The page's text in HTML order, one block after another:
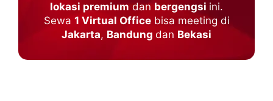
lokasi premium dan bergengsi ini.
Sewa 1 Virtual Officebisa meeting di
Jakarta, Bandung dan Bekasi